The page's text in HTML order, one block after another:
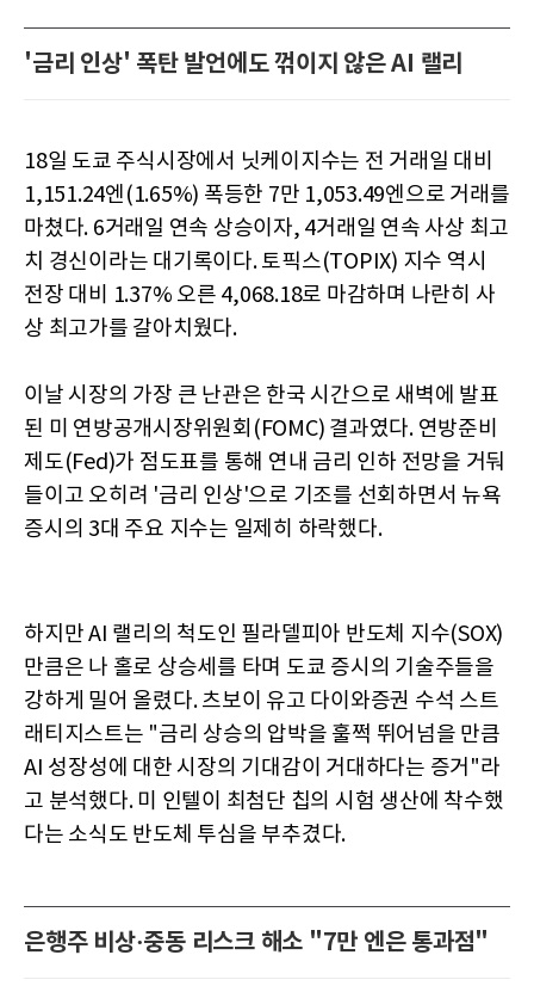
'금리 인상' 폭탄 발언에도 꺾이지 않은 AI 랠리
18일 도쿄 주식시장에서 닛케이지수는 전 거래일 대비
1,151.24엔(1.65%) 폭등한 7만 1,053.49엔으로 거래를
마쳤다. 6거래일 연속 상승이자, 4거래일 연속 사상 최고
치 경신이라는 대기록이다. 토픽스(TOPIX) 지수 역시
전장 대비 1.37% 오른 4,068.18로 마감하며 나란히 사
상 최고가를 갈아치웠다.
이날 시장의 가장 큰 난관은 한국 시간으로 새벽에 발표
된 미 연방공개시장위원회(FOMC) 결과였다. 연방준비
제도(Fed)가 점도표를 통해 연내 금리 인하 전망을 거둬
들이고 오히려 '금리 인상'으로 기조를 선회하면서 뉴욕
증시의 3대 주요 지수는 일제히 하락했다.
하지만 AI 랠리의 척도인 필라델피아 반도체 지수(SOX)
만큼은 나 홀로 상승세를 타며 도쿄 증시의 기술주들을
강하게 밀어 올렸다. 츠보이 유고 다이와증권 수석 스트
래티지스트는 "금리 상승의 압박을 훌쩍 뛰어넘을 만큼
AI 성장성에 대한 시장의 기대감이 거대하다는 증거"라
고 분석했다. 미 인텔이 최첨단 칩의 시험 생산에 착수했
다는 소식도 반도체 투심을 부추겼다.
은행주 비상·중동 리스크 해소 "7만 엔은 통과점"